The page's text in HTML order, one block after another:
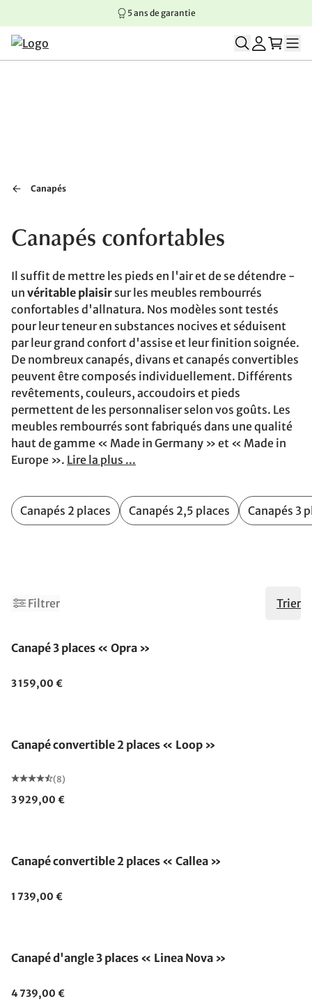
Aller au contenu principal
Aller à la navigation principale
Aller au pied de page
5 ans de garantie
Canapés
Canapés confortables
Il suffit de mettre les pieds en l'air et de se détendre -
un véritable plaisir sur les meubles rembourrés
confortables d'allnatura. Nos modèles sont testés
pour leur teneur en substances nocives et séduisent
par leur grand confort d'assise et leur finition soignée.
De nombreux canapés, divans et canapés convertibles
peuvent être composés individuellement. Différents
revêtements, couleurs, accoudoirs et pieds
permettent de les personnaliser selon vos goûts. Les
meubles rembourrés sont fabriqués dans une qualité
haut de gamme « Made in Germany » et « Made in
Europe ». Lire la plus ...
Canapés 2 places Canapés 2,5 places Canapés 3
Filtrer Trier
Canapé 3 places « Opra »
3 159,00 €
Canapé convertible 2 places « Loop »
(8)
3 929,00 €
Canapé convertible 2 places « Callea »
1 739,00 €
Canapé d'angle 3 places « Linea Nova »
4 739,00 €
2